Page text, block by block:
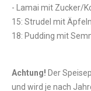
- Lamai mit Zucker/
15: Strudel mit
18: Pudding mit
Achtung! Der
und wird je nach